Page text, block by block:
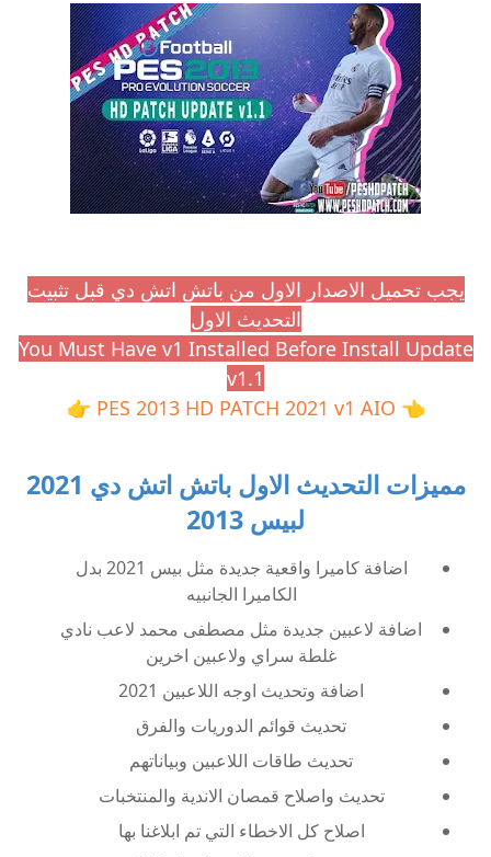
يجب تحميل الاصدار الاول من باتش اتش دي قبل تثبيت
التحديث الاول
You Must Have v1 Installed Before Install Update
v1.1
👈
PES 2013 HD PATCH 2021 v1 AIO
👉
مميزات التحديث الاول باتش اتش دي 2021
لبيس 2013
اضافة كاميرا واقعية جديدة مثل بيس 2021 بدل
الكاميرا الجانبيه
اضافة لاعبين جديدة مثل مصطفى محمد لاعب نادي
غلطة سراي ولاعبين اخرين
اضافة وتحديث اوجه اللاعبين 2021
تحديث قوائم الدوريات والفرق
تحديث طاقات اللاعبين وبياناتهم
تحديث واصلاح قمصان الاندية والمنتخبات
اصلاح كل الاخطاء التي تم ابلاغنا بها